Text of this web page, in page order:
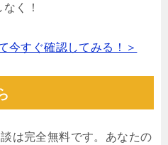
く！
今すぐ確認してみる！＞
は完全無料です。あなたの